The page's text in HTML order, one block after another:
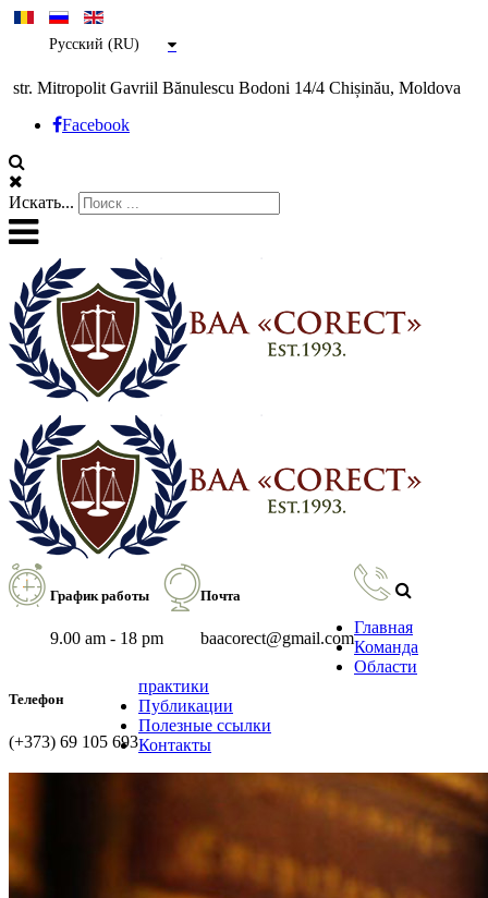
Русский (RU)
str. Mitropolit Gavriil Bănulescu Bodoni 14/4 Chișinău, Moldova
Facebook
Искать...
График работы
9.00 am - 18 pm
Почта
baacorect@gmail.com
Телефон
(+373) 69 105 693
Главная
Команда
Области
практики
Публикации
Полезные ссылки
Контакты